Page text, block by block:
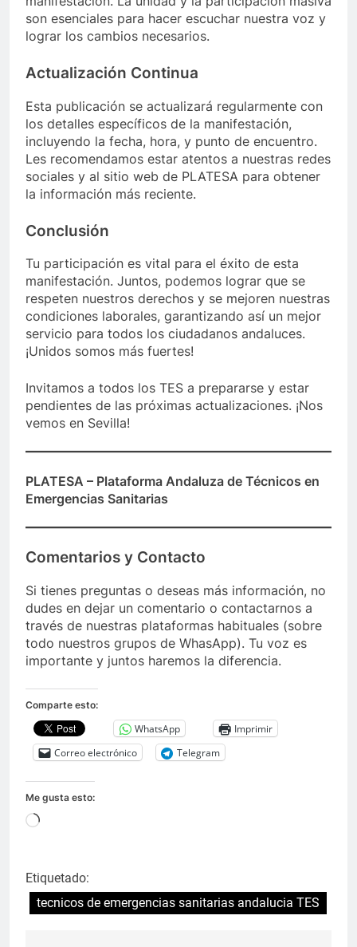
son esenciales para hacer escuchar nuestra voz y
lograr los cambios necesarios.
Actualización Continua
Esta publicación se actualizará regularmente con
los detalles específicos de la manifestación,
incluyendo la fecha, hora, y punto de encuentro.
Les recomendamos estar atentos a nuestras redes
sociales y al sitio web de PLATESA para obtener
la información más reciente.
Conclusión
Tu participación es vital para el éxito de esta
manifestación. Juntos, podemos lograr que se
respeten nuestros derechos y se mejoren nuestras
condiciones laborales, garantizando así un mejor
servicio para todos los ciudadanos andaluces.
¡Unidos somos más fuertes!
Invitamos a todos los TES a prepararse y estar
pendientes de las próximas actualizaciones. ¡Nos
vemos en Sevilla!
PLATESA – Plataforma Andaluza de Técnicos en
Emergencias Sanitarias
Comentarios y Contacto
Si tienes preguntas o deseas más información, no
dudes en dejar un comentario o contactarnos a
través de nuestras plataformas habituales (sobre
todo nuestros grupos de WhasApp). Tu voz es
importante y juntos haremos la diferencia.
Comparte esto:
WhatsApp
Imprimir
Correo electrónico
Telegram
Me gusta esto:
Cargando...
Etiquetado:
tecnicos de emergencias sanitarias andalucia TES